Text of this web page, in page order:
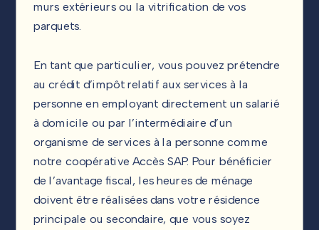
murs extérieurs ou la vitrification de vos
parquets.
En tant que particulier, vous pouvez prétendre
au crédit d’impôt relatif aux services à la
personne en employant directement un salarié
à domicile ou par l’intermédiaire d’un
organisme de services à la personne comme
notre coopérative Accès SAP. Pour bénéficier
de l’avantage fiscal, les heures de ménage
doivent être réalisées dans votre résidence
principale ou secondaire, que vous soyez